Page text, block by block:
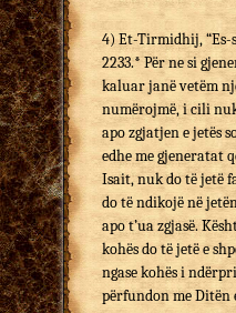
4) Et-Tirmidhij, “Es-
2233.* Për ne si
kaluar janë vetëm
numërojmë, i cili
apo zgjatjen e jetës
edhe me gjeneratat
Isait, nuk do të jetë
do të ndikojë në
apo t’ua zgjasë.
kohës do të jetë e
ngase kohës i
përfundon me Ditën